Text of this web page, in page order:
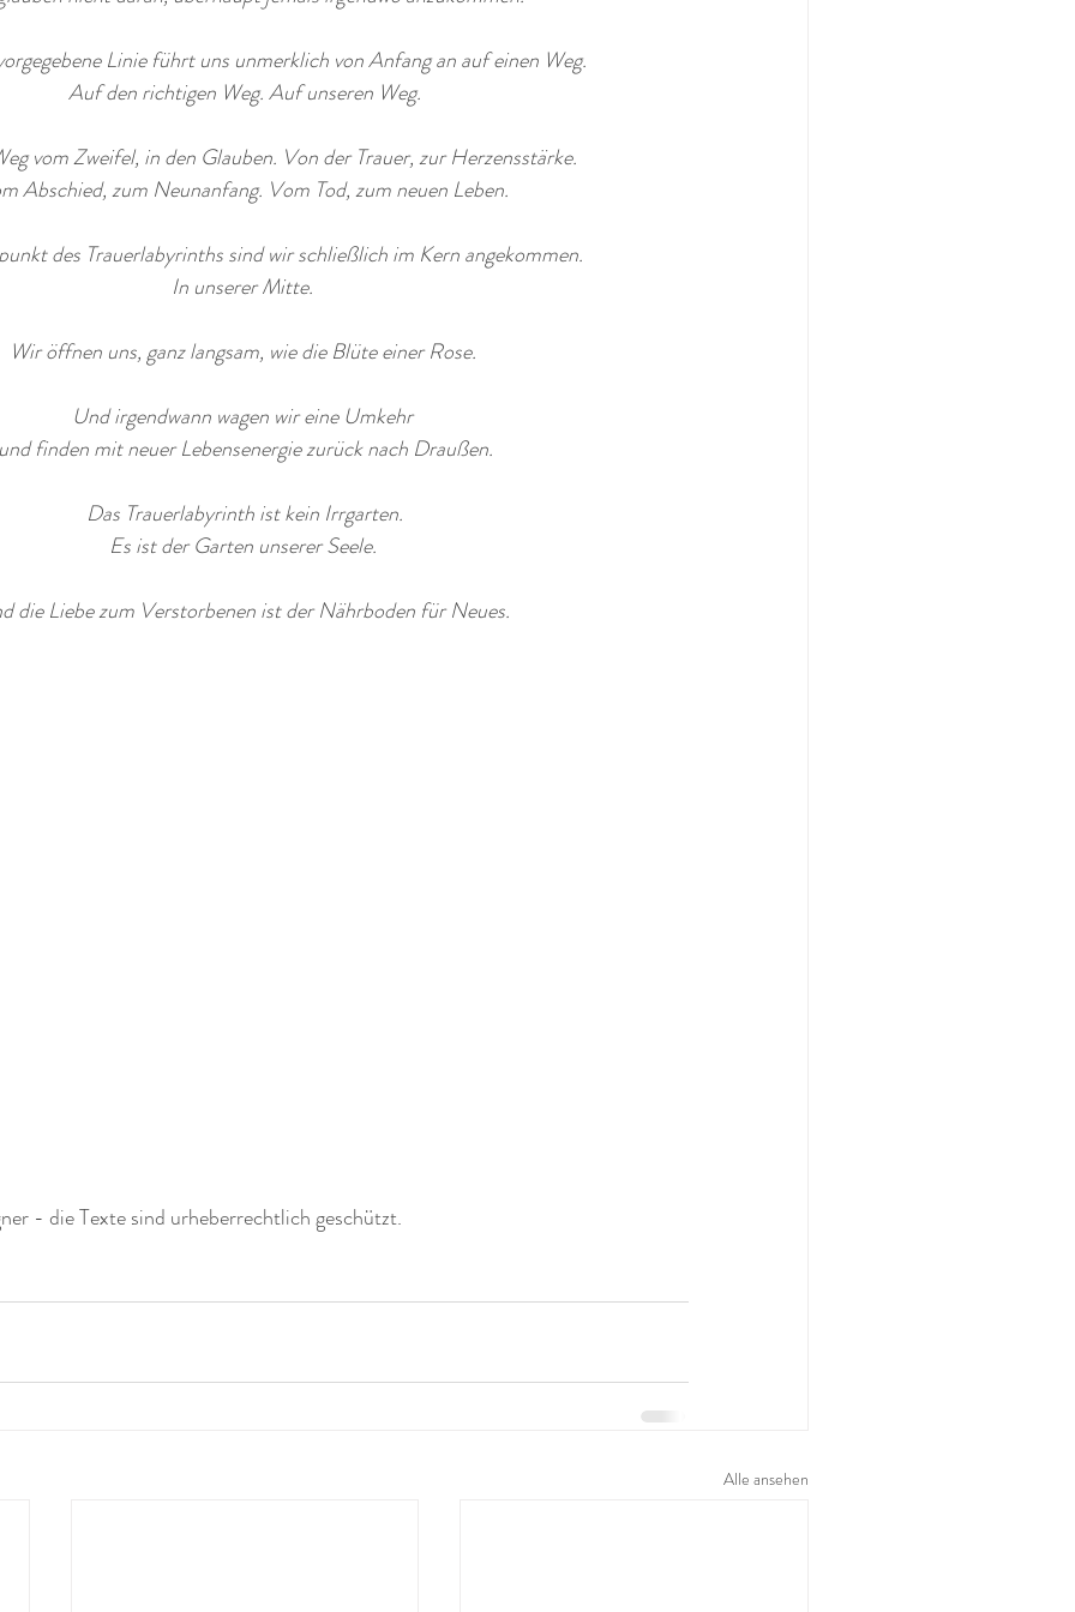
Linie führt uns unmerklich von Anfang an auf einen Weg.
Auf den richtigen Weg. Auf unseren Weg.
vom Zweifel, in den Glauben. Von der Trauer, zur Herzensstärke.
Abschied, zum Neunanfang. Vom Tod, zum neuen Leben.
des Trauerlabyrinths sind wir schließlich im Kern angekommen.
In unserer Mitte.
Wir öffnen uns, ganz langsam, wie die Blüte einer Rose.
Und irgendwann wagen wir eine Umkehr
finden mit neuer Lebensenergie zurück nach Draußen.
Das Trauerlabyrinth ist kein Irrgarten.
Es ist der Garten unserer Seele.
die Liebe zum Verstorbenen ist der Nährboden für Neues.
- die Texte sind urheberrechtlich geschützt.
Alle ansehen